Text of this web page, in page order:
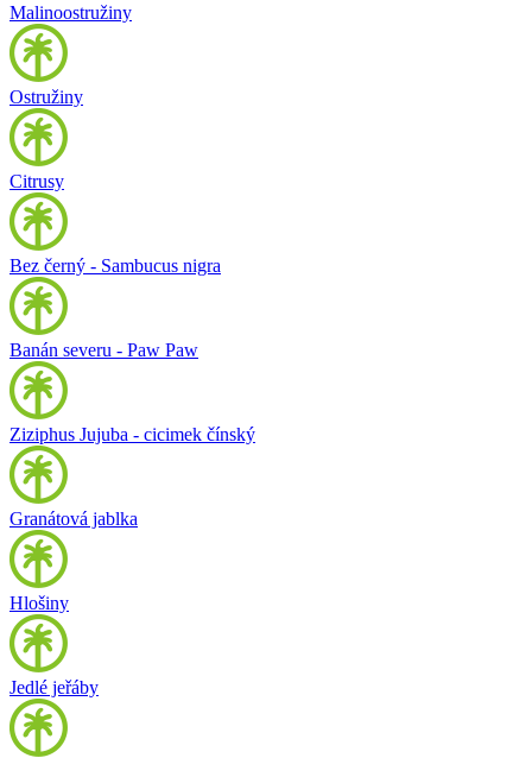
Malinoostružiny
Ostružiny
Citrusy
Bez černý - Sambucus nigra
Banán severu - Paw Paw
Ziziphus Jujuba - cicimek čínský
Granátová jablka
Hlošiny
Jedlé jeřáby